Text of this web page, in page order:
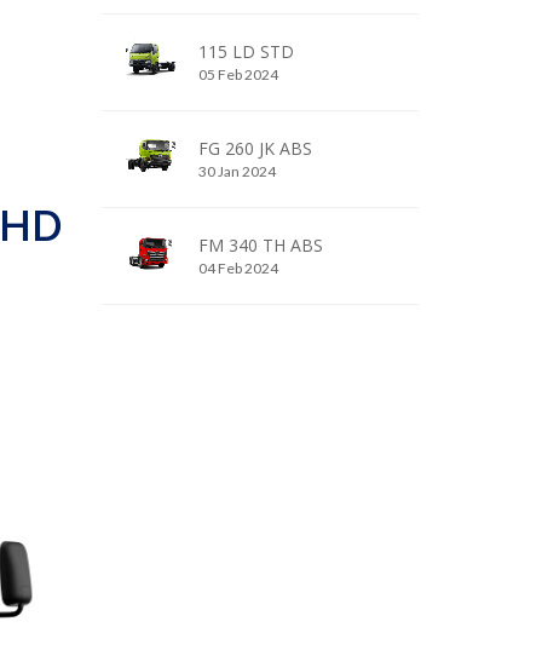
115 LD STD
05 Feb 2024
FG 260 JK ABS
30 Jan 2024
FM 340 TH ABS
04 Feb 2024